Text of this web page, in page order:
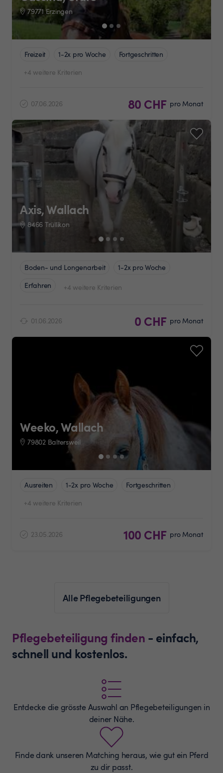
79771 Erzingen
Freizeit 1-2x pro Woche
Fortgeschritten
+4 weitere Kriterien
07.06.2026 80 CHF pro Monat
Axis, Wallach
8466 Trüllikon
Boden- und Longenarbeit
1-2x pro Woche
Erfahren
+4 weitere Kriterien
01.06.2026 0 CHF pro Monat
Weeko, Wallach
79802 Baltersweil
Ausreiten 1-2x pro Woche
Fortgeschritten
+4 weitere Kriterien
23.05.2026 100 CHF pro Monat
Alle Pflegebeteiligungen
Pflegebeteiligung finden - einfach,
schnell und kostenlos.
Entdecke die grösste Auswahl an Pflegebeteiligungen in
deiner Nähe.
Finde dank unseren Matching heraus, wie gut ein Pferd
zu dir passt.